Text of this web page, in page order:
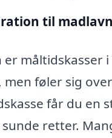
til
er måltidskasser
men føler sig
får du en
retter.